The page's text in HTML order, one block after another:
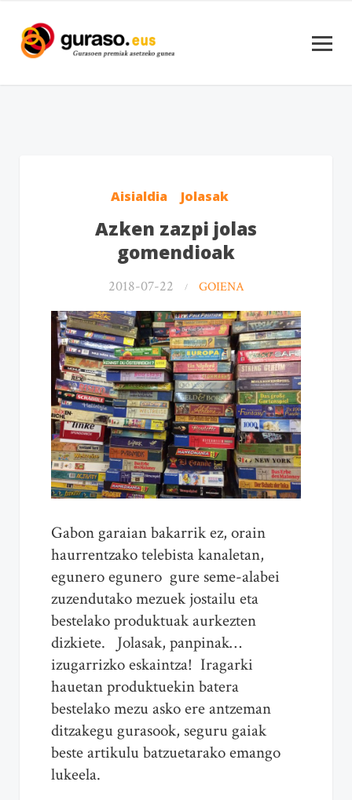
Aisialdia Jolasak
Azken zazpi jolas
gomendioak
2018-07-22 GOIENA
Gabon garaian bakarrik ez, orain
haurrentzako telebista kanaletan,
egunero egunero gure seme-alabei
zuzendutako mezuek jostailu eta
bestelako produktuak aurkezten
dizkiete. Jolasak, panpinak…
izugarrizko eskaintza! Iragarki
hauetan produktuekin batera
bestelako mezu asko ere antzeman
ditzakegu gurasook, seguru gaiak
beste artikulu batzuetarako emango
lukeela.